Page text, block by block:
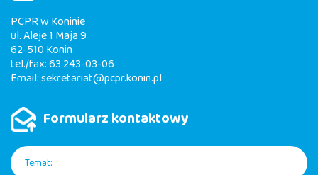
PCPR w Koninie
ul. Aleje 1 Maja 9
62-510 Konin
tel./fax: 63 243-03-06
Email:sekretariat@pcpr.konin.pl
Formularz kontaktowy
Temat: